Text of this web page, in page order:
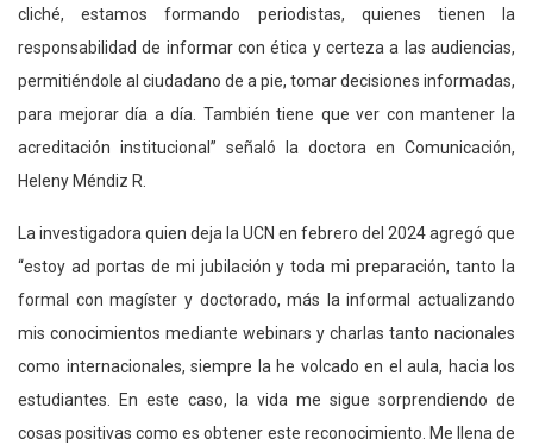
cliché, estamos formando periodistas, quienes tienen la
responsabilidad de informar con ética y certeza a las audiencias,
permitiéndole al ciudadano de a pie, tomar decisiones informadas,
para mejorar día a día. También tiene que ver con mantener la
acreditación institucional” señaló la doctora en Comunicación,
Heleny Méndiz R.
La investigadora quien deja la UCN en febrero del 2024 agregó que
“estoy ad portas de mi jubilación y toda mi preparación, tanto la
formal con magíster y doctorado, más la informal actualizando
mis conocimientos mediante webinars y charlas tanto nacionales
como internacionales, siempre la he volcado en el aula, hacia los
estudiantes. En este caso, la vida me sigue sorprendiendo de
cosas positivas como es obtener este reconocimiento. Me llena de